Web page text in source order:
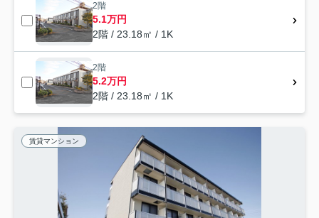
2階
5.1万円
2階 / 23.18㎡ / 1K
2階
5.2万円
2階 / 23.18㎡ / 1K
賃貸マンション